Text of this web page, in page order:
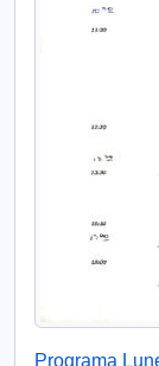
Programa